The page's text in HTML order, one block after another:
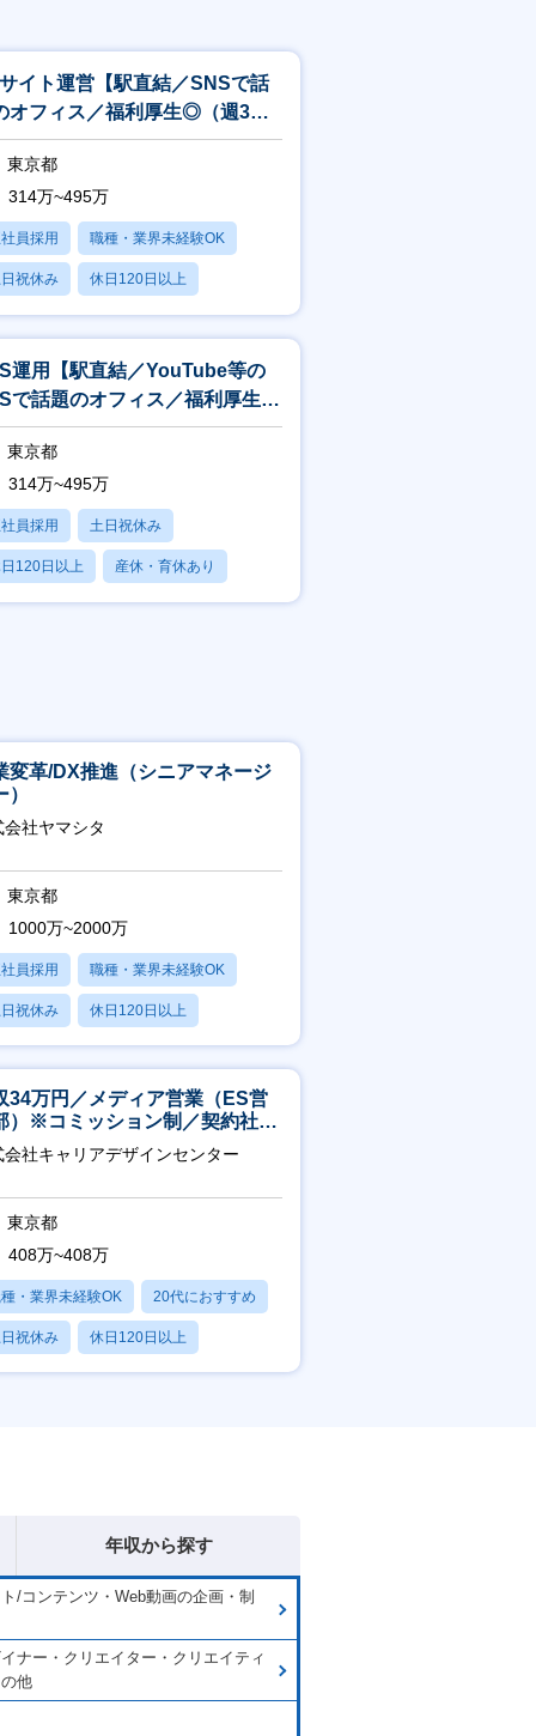
イト運営【駅直結／SNSで話
オフィス／福利厚生◎（週3回
チ無料等）】
東京都
314万~495万
員採用 職種・業界未経験OK
祝休み 休日120日以上
・育休あり
運用【駅直結／YouTube等の
で話題のオフィス／福利厚生の
（週3回ランチ無料等）】
東京都
314万~495万
員採用 土日祝休み
120日以上 産休・育休あり
業20時間以内
変革/DX推進（シニアマネージ
会社ヤマシタ
東京都
1000万~2000万
員採用 職種・業界未経験OK
祝休み 休日120日以上
・育休あり
34万円／メディア営業（ES営
）※コミッション制／契約社員
目以降無期化
会社キャリアデザインセンター
東京都
408万~408万
・業界未経験OK 20代におすすめ
祝休み 休日120日以上
・育休あり
年収から探す
/コンテンツ・Web動画の企画・制
ナー・クリエイター・クリエイティ
他